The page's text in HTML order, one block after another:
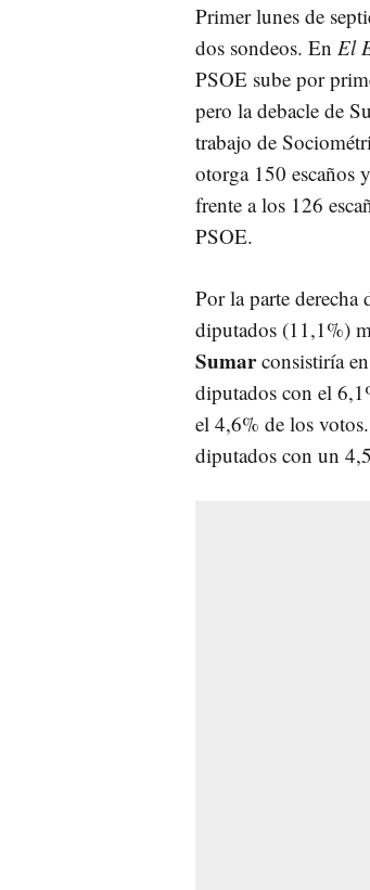
Primer lunes de
dos sondeos. En El
PSOE sube por
pero la debacle de
trabajo de
otorga 150 escaños
frente a los 126
PSOE.
Por la parte derecha
diputados (11,1%)
Sumarconsistiría
diputados con el
el 4,6% de los
diputados con un